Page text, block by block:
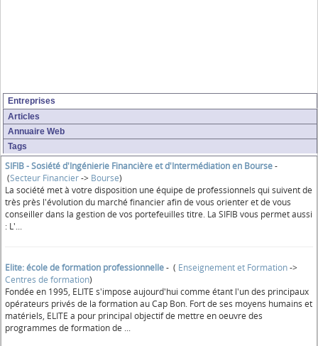
Entreprises
Articles
Annuaire Web
Tags
SIFIB - Sosiété d'Ingénierie Financière et d'Intermédiation en Bourse-
(Secteur Financier-> Bourse)
La société met à votre disposition une équipe de professionnels qui suivent de
très près l'évolution du marché financier afin de vous orienter et de vous
conseiller dans la gestion de vos portefeuilles titre. La SIFIB vous permet aussi
: L'...
Elite: école de formation professionnelle- ( Enseignement et Formation->
Centres de formation)
Fondée en 1995, ELITE s'impose aujourd'hui comme étant l'un des principaux
opérateurs privés de la formation au Cap Bon. Fort de ses moyens humains et
matériels, ELITE a pour principal objectif de mettre en oeuvre des
programmes de formation de ...